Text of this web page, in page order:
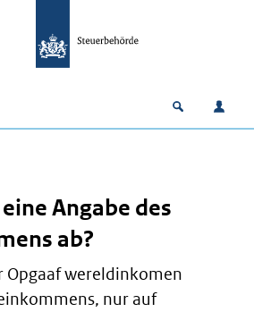
Open
Angabe des
ab?
Opgaaf wereldinkomen
nur auf